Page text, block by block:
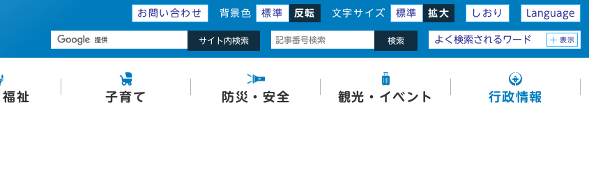
お問い合わせ 背景色 標準 反転 文字サイズ 標準 拡大 しおり Language
サイト内検索 検索 よく検索されるワード 表示
祉 子育て 防災・安全 観光・イベント 行政情報